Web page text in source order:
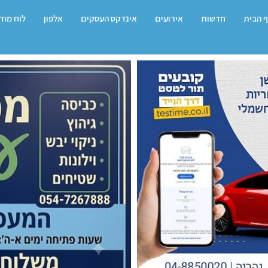
הבית חדשות אירועים אינדקס העסקים אלפון לוח